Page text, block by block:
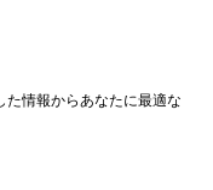
た情報からあなたに最適な